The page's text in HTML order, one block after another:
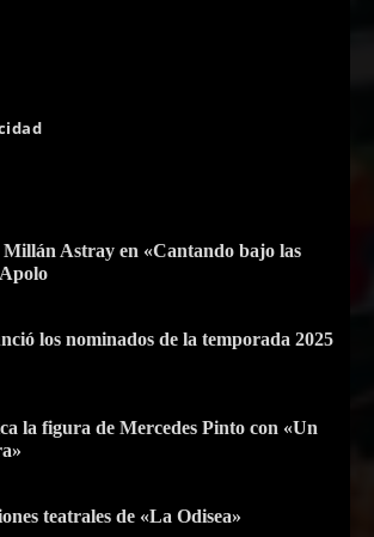
Millán Astray en «Cantando bajo las
los nominados de la temporada 2025
la figura de Mercedes Pinto con «Un
teatrales de «La Odisea»